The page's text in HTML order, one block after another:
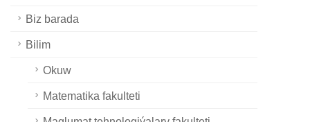
Biz barada
Bilim
Okuw
Matematika fakulteti